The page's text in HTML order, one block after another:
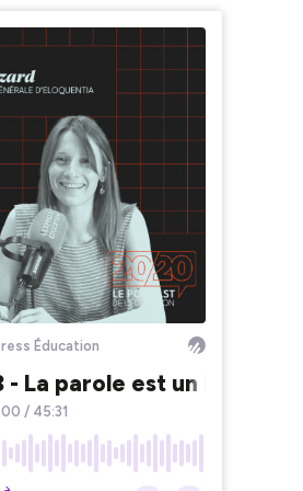
Éducation
- La parole est un levier
/ 45:31